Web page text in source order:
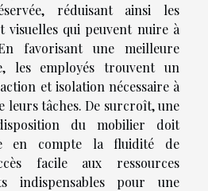
réduisant ainsi les
visuelles qui peuvent nuire à
favorisant une meilleure
les employés trouvent un
et isolation nécessaire à
leurs tâches. De surcroît, une
du mobilier doit
en compte la fluidité de
facile aux ressources
indispensables pour une